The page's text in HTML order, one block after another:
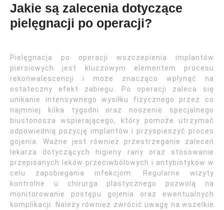
Jakie są zalecenia dotyczące
pielęgnacji po operacji?
Pielęgnacja po operacji wszczepienia implantów
piersiowych jest kluczowym elementem procesu
rekonwalescencji i może znacząco wpłynąć na
ostateczny efekt zabiegu. Po operacji zaleca się
unikanie intensywnego wysiłku fizycznego przez co
najmniej kilka tygodni oraz noszenie specjalnego
biustonosza wspierającego, który pomoże utrzymać
odpowiednią pozycję implantów i przyspieszyć proces
gojenia. Ważne jest również przestrzeganie zaleceń
lekarza dotyczących higieny rany oraz stosowanie
przepisanych leków przeciwbólowych i antybiotyków w
celu zapobiegania infekcjom. Regularne wizyty
kontrolne u chirurga plastycznego pozwolą na
monitorowanie postępu gojenia oraz ewentualnych
komplikacji. Należy również zwrócić uwagę na wszelkie